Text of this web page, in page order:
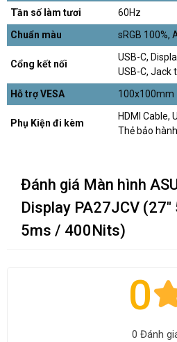
Tần số làm tươi
60Hz
Chuẩn màu
sRGB 100%,
Cổng kết nối
USB-C,
USB-C, Jack
Hỗ trợ VESA
100x100mm
Phụ Kiện đi kèm
HDMI Cable,
Thẻ bảo
Đánh giá Màn hình
Display PA27JCV
5ms / 400Nits)
0
0 Đánh